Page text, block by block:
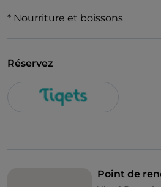
* Nourriture et boissons
Réservez
Point de